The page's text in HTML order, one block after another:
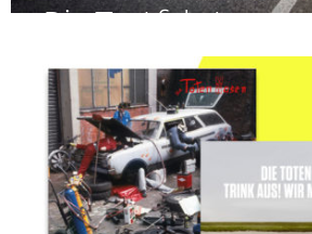
Die Testfahrten am
Stammsitz zeigen
das Zusammenspiel
aus Geschichte,
Entwicklung und
Fertigung.